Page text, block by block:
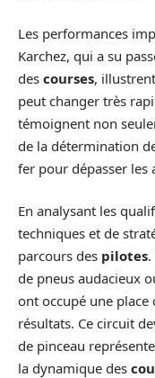
Les performances
Karchez, qui a su
des courses,
peut changer très
témoignent non
de la détermination
fer pour dépasser les
En analysant les
techniques et de
parcours des pilotes
de pneus audacieux
ont occupé une place
résultats. Ce circuit
de pinceau
la dynamique des